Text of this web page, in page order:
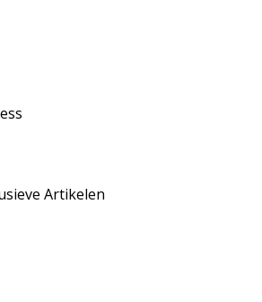
Artikelen